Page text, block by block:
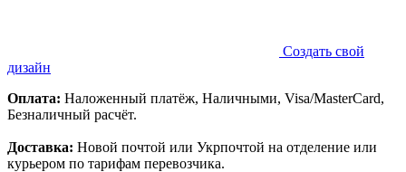
Создать свой
дизайн
Оплата: Наложенный платёж, Наличными, Visa/MasterCard,
Безналичный расчёт.
Доставка: Новой почтой или Укрпочтой на отделение или
курьером по тарифам перевозчика.